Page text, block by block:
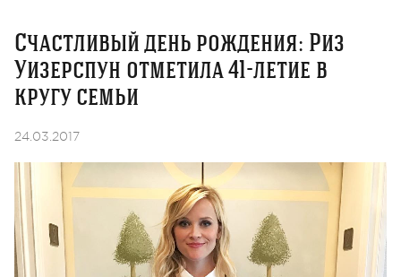
Счастливый день рождения: Риз
Уизерспун отметила 41-летие в
кругу семьи
24.03.2017